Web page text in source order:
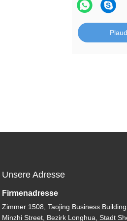
Unsere Adresse
Firmenadresse
Zimmer 1508, Taojing Business
Minzhi Street, Bezirk Longhua, Stadt